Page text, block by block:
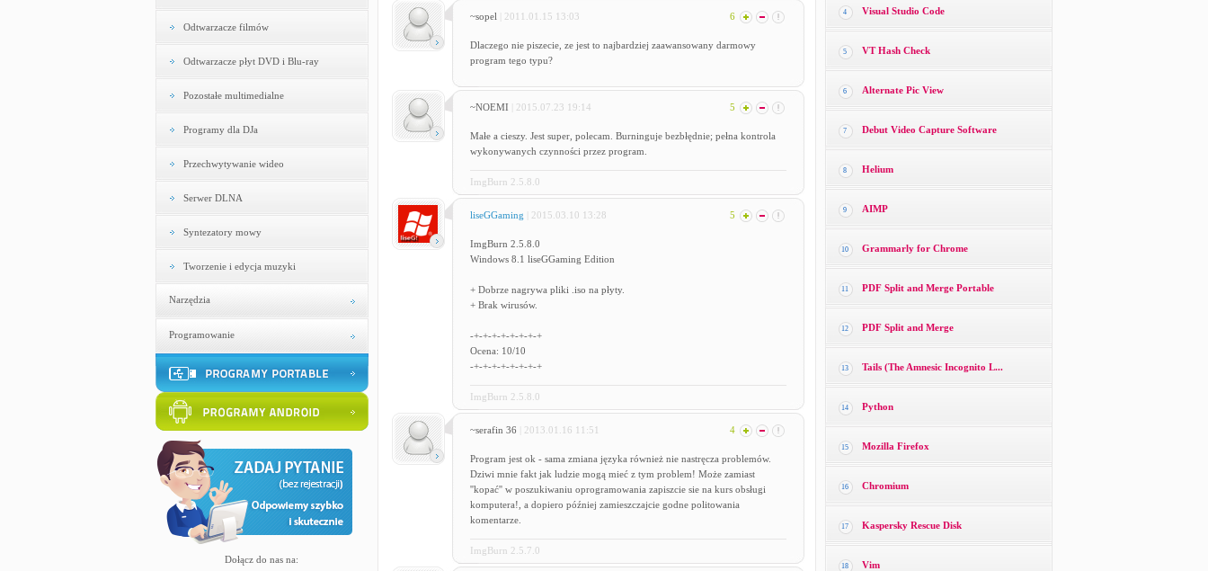
Odtwarzacze filmów
Odtwarzacze płyt DVD i Blu-ray
Pozostałe multimedialne
Programy dla DJa
Przechwytywanie wideo
Serwer DLNA
Syntezatory mowy
Tworzenie i edycja muzyki
Narzędzia
Programowanie
Dołącz do nas na:
~sopel | 2011.01.15 13:03 6
Dlaczego nie piszecie, ze jest to najbardziej zaawansowany darmowy
program tego typu?
~NOEMI | 2015.07.23 19:14 5
Małe a cieszy. Jest super, polecam. Burninguje bezbłędnie; pełna kontrola
wykonywanych czynności przez program.
ImgBurn 2.5.8.0
liseGGaming | 2015.03.10 13:28 5
ImgBurn 2.5.8.0
Windows 8.1 liseGGaming Edition
+ Dobrze nagrywa pliki .iso na płyty.
+ Brak wirusów.
-+-+-+-+-+-+-+-+
Ocena: 10/10
-+-+-+-+-+-+-+-+
ImgBurn 2.5.8.0
~serafin 36 | 2013.01.16 11:51 4
Program jest ok - sama zmiana języka również nie nastręcza problemów.
Dziwi mnie fakt jak ludzie mogą mieć z tym problem! Może zamiast
''kopać'' w poszukiwaniu oprogramowania zapiszcie sie na kurs obsługi
komputera!, a dopiero później zamieszczajcie godne politowania
komentarze.
ImgBurn 2.5.7.0
4 Visual Studio Code
5 VT Hash Check
6 Alternate Pic View
7 Debut Video Capture Software
8 Helium
9 AIMP
10 Grammarly for Chrome
11 PDF Split and Merge Portable
12 PDF Split and Merge
13 Tails (The Amnesic Incognito L...
14 Python
15 Mozilla Firefox
16 Chromium
17 Kaspersky Rescue Disk
18 Vim